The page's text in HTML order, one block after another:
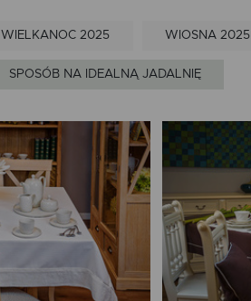
WIELKANOC 2025 WIOSNA 2025
SPOSÓB NA IDEALNĄ JADALNIĘ